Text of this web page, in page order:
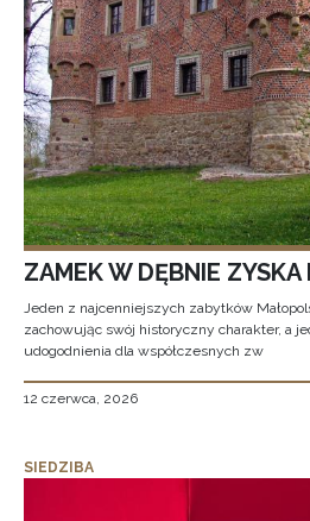
ZAMEK W DĘBNIE
Jeden z najcenniejszych zabytków
zachowując swój historyczny charakter, a
udogodnienia dla współczesnych zw
12 czerwca, 2026
SIEDZIBA